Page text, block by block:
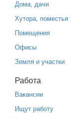
Дома, дачи
Хутора, поместья
Помещения
Офисы
Земля и участки
Работа
Вакансии
Ищут работу